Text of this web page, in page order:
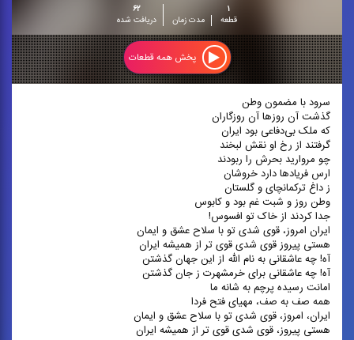
۱
قطعه
مدت زمان
۶۲
دریافت شده
پخش همه قطعات
سرود با مضمون وطن
گذشت آن روزها آن روزگاران
که ملک بی‌دفاعی بود ایران
گرفتند از رخ او نقش لبخند
چو مروارید بحرش را ربودند
ارس فریادها دارد خروشان
ز داغ ترکمانچای و گلستان
وطن روز و شبت غم بود و کابوس
جدا کردند از خاک تو افسوس!
ایران امروز، قوی شدی تو با سلاح عشق و ایمان
هستی پیروز قوی شدی قوی تر از همیشه ایران
آه! چه عاشقانی به نام الله از این جهان گذشتن
آه! چه عاشقانی برای خرمشهرت ز جان گذشتن
امانت رسیده پرچم به شانه ما
همه صف به صف، مهیای فتح فردا
ایران، امروز، قوی شدی تو با سلاح عشق و ایمان
هستی پیروز، قوی شدی قوی تر از همیشه ایران